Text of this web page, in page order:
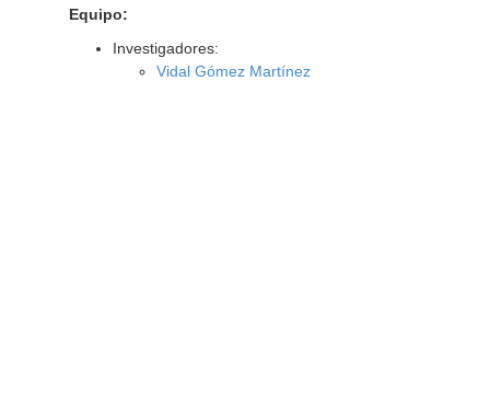
Equipo:
Investigadores:
Vidal Gómez Martínez